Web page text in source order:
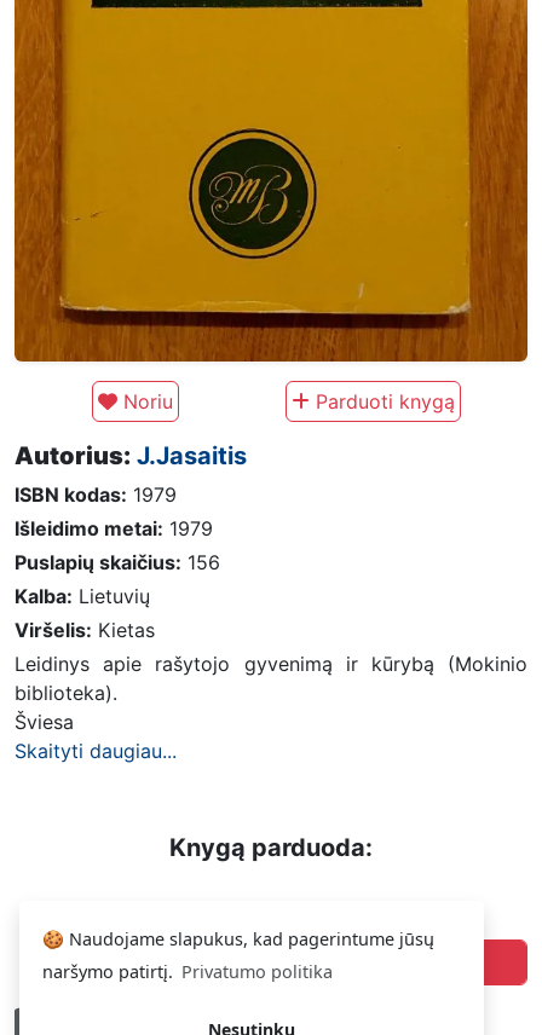
🍪 Naudojame slapukus, kad pagerintume jūsų
naršymo patirtį. Privatumo politika
Nesutinku
Noriu Parduoti knygą
Autorius: J.Jasaitis
ISBN kodas: 1979
Išleidimo metai: 1979
Puslapių skaičius: 156
Kalba: Lietuvių
Viršelis: Kietas
Leidinys apie rašytojo gyvenimą ir kūrybą (Mokinio
biblioteka).
Šviesa
Skaityti daugiau...
Knygą parduoda:
Darius